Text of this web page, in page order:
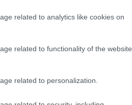
related to analytics like cookies on
related to functionality of the website
related to personalization.
április (5)
december